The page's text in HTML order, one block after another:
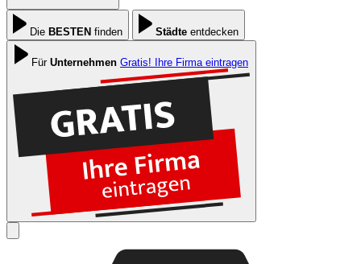
Die BESTEN finden Städte entdecken
Für Unternehmen Gratis! Ihre Firma eintragen